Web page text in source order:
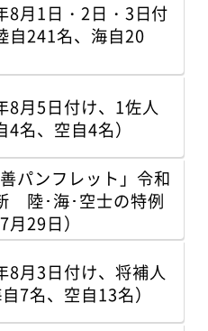
月1日・2日・3日付
自241名、海自20
月5日付け、1佐人
名、空自4名）
パンフレット」令和
陸･海･空士の特例
29日）
月3日付け、将補人
7名、空自13名）